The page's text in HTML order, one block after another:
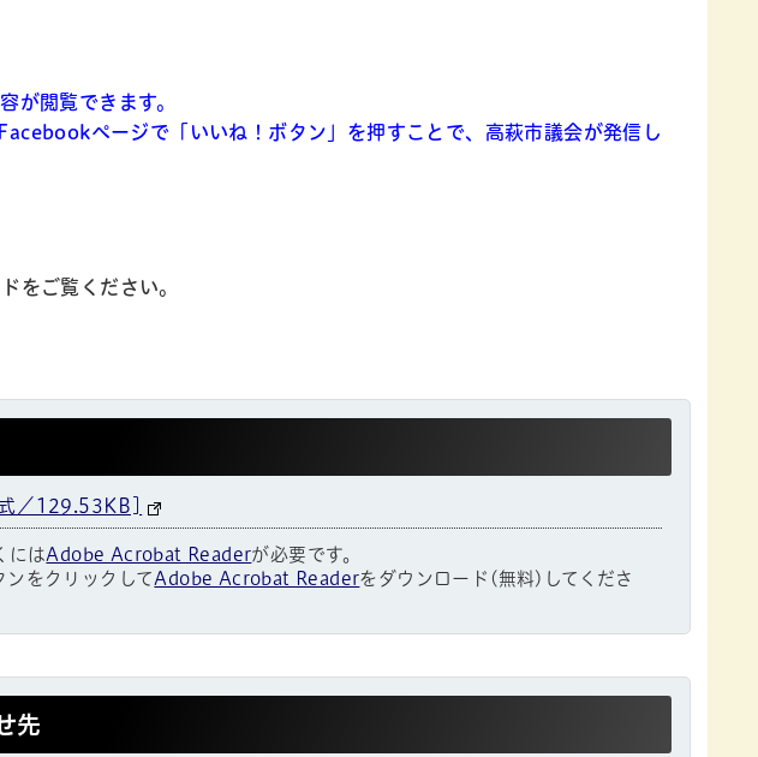
が閲覧できます。
ページで「いいね！ボタン」を押すことで、高萩市議会が発信し
をご覧ください。
／129.53KB]
にはAdobe Acrobat Readerが必要です。
をクリックして Adobe Acrobat Readerをダウンロード(無料)してくださ
先